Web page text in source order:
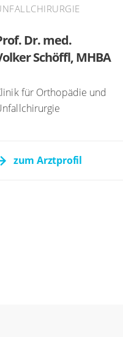
Dr. med.
Schöffl, MHBA
für Orthopädie und
zum Arztprofil